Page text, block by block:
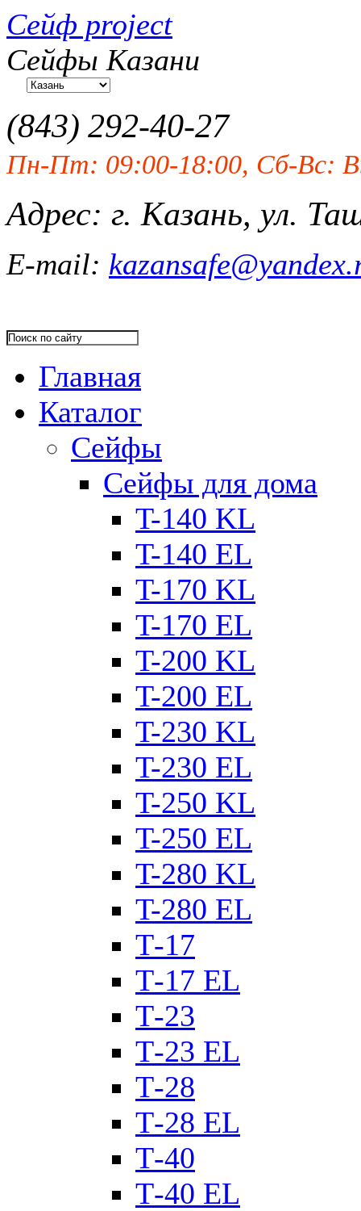
Сейф project
Сейфы Казани
(843) 292-40-27
Пн-Пт: 09:00-18:00, Сб-Вс:
Адрес: г. Казань, ул.
E-mail:
Главная
Каталог
Сейфы
Сейфы для дома
T-140 KL
T-140 ЕL
T-170 KL
T-170 ЕL
T-200 KL
T-200 ЕL
T-230 KL
T-230 ЕL
T-250 KL
T-250 ЕL
T-280 KL
T-280 ЕL
Т-17
Т-17 EL
Т-23
Т-23 EL
Т-28
Т-28 EL
Т-40
Т-40 EL